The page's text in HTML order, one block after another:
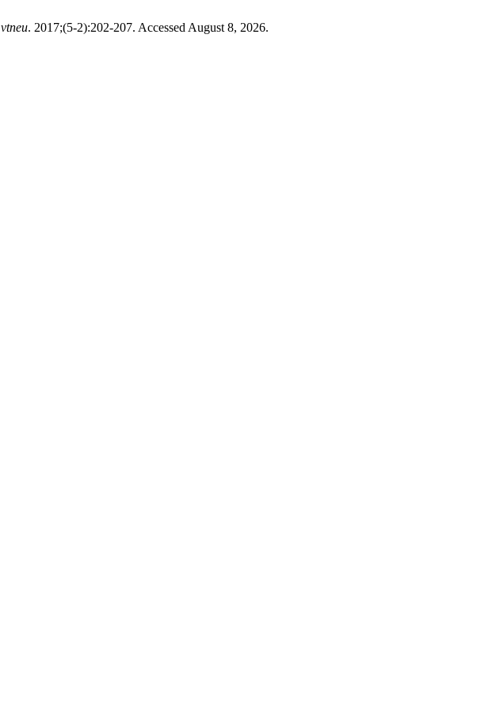
vtneu. 2017;(5-2):202-207. Accessed August 8, 2026.